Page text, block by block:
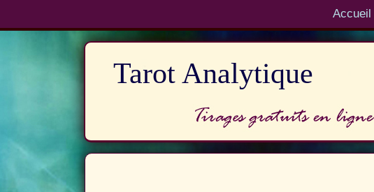
Accueil
Tarot Analytique